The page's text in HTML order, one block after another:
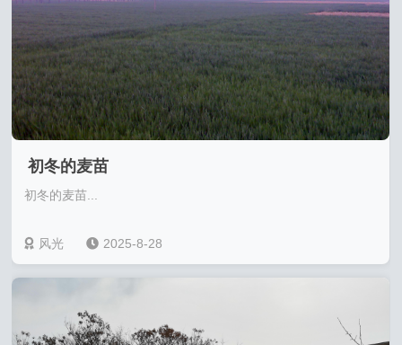
初冬的麦苗
初冬的麦苗...
风光 2025-8-28